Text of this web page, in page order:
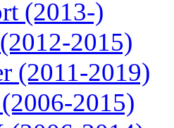
(2013-)
2015)
(2011-2019)
2015)